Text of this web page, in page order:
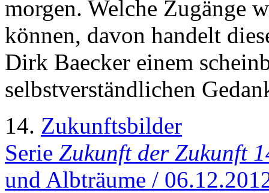
morgen. Welche Zugänge
können, davon handelt
Dirk Baecker einem
selbstverständlichen
14. Zukunftsbilder
Serie Zukunft der Zukunft
und Albträume /